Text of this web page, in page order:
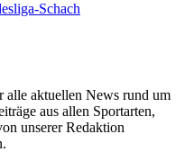
Schach
alle aktuellen News rund um
aus allen Sportarten,
unserer Redaktion